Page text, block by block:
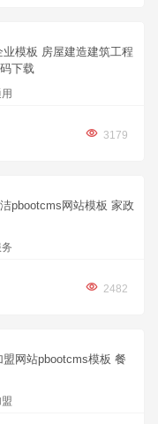
模板 房屋建造建筑工程
下载
3179
pbootcms网站模板 家政
2482
网站pbootcms模板 餐